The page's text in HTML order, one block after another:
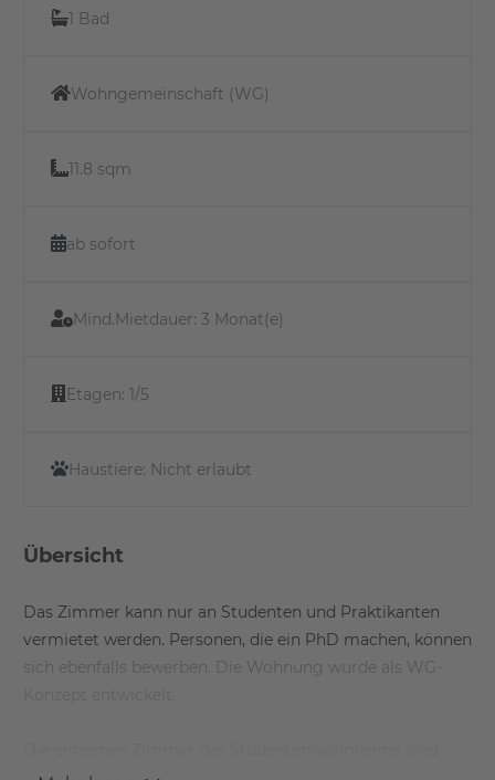
1 Bad
Wohngemeinschaft (WG)
11.8 sqm
ab sofort
Mind.Mietdauer: 3 Monat(e)
Etagen: 1/5
Haustiere: Nicht erlaubt
Übersicht
Das Zimmer kann nur an Studenten und Praktikanten
vermietet werden. Personen, die ein PhD machen, können
sich ebenfalls bewerben. Die Wohnung wurde als WG-